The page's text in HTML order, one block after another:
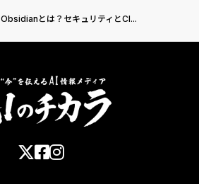
Obsidianとは？セキュリティとCl...